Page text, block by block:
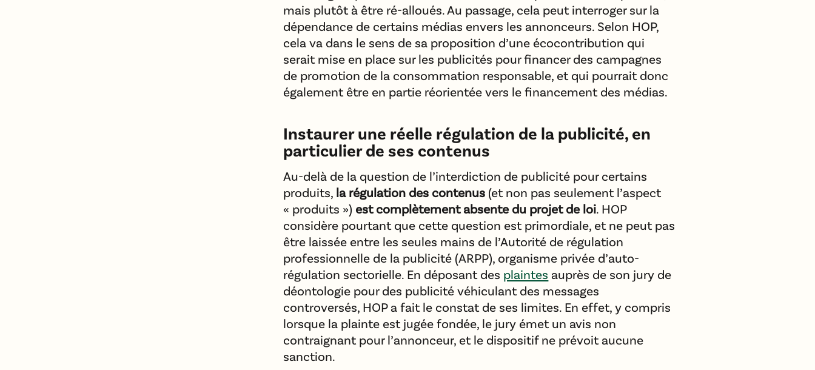
mais plutôt à être ré-alloués. Au passage, cela peut interroger sur la
dépendance de certains médias envers les annonceurs. Selon HOP,
cela va dans le sens de sa proposition d’une écocontribution qui
serait mise en place sur les publicités pour financer des campagnes
de promotion de la consommation responsable, et qui pourrait donc
également être en partie réorientée vers le financement des médias.
Instaurer une réelle régulation de la publicité, en
particulier de ses contenus
Au-delà de la question de l’interdiction de publicité pour certains
produits, la régulation des contenus (et non pas seulement l’aspect
« produits ») est complètement absente du projet de loi. HOP
considère pourtant que cette question est primordiale, et ne peut pas
être laissée entre les seules mains de l’Autorité de régulation
professionnelle de la publicité (ARPP), organisme privée d’auto-
régulation sectorielle. En déposant des plaintes auprès de son jury de
déontologie pour des publicité véhiculant des messages
controversés, HOP a fait le constat de ses limites. En effet, y compris
lorsque la plainte est jugée fondée, le jury émet un avis non
contraignant pour l’annonceur, et le dispositif ne prévoit aucune
sanction.